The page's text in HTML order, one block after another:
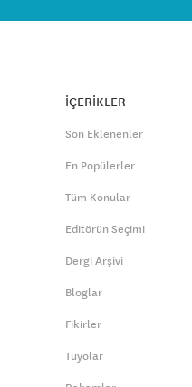
İÇERİKLER
Son Eklenenler
En Popülerler
Tüm Konular
Editörün Seçimi
Dergi Arşivi
Bloglar
Fikirler
Tüyolar